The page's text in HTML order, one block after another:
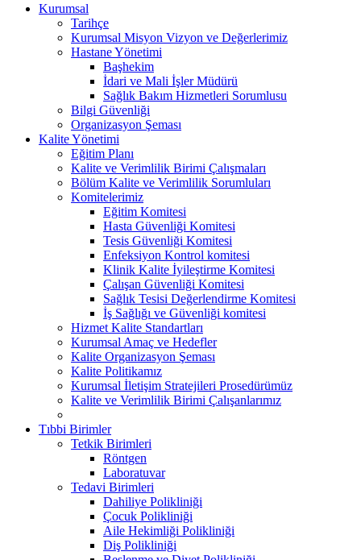
Kurumsal
Tarihçe
Kurumsal Misyon Vizyon ve Değerlerimiz
Hastane Yönetimi
Başhekim
İdari ve Mali İşler Müdürü
Sağlık Bakım Hizmetleri Sorumlusu
Bilgi Güvenliği
Organizasyon Şeması
Kalite Yönetimi
Eğitim Planı
Kalite ve Verimlilik Birimi Çalışmaları
Bölüm Kalite ve Verimlilik Sorumluları
Komitelerimiz
Eğitim Komitesi
Hasta Güvenliği Komitesi
Tesis Güvenliği Komitesi
Enfeksiyon Kontrol komitesi
Klinik Kalite İyileştirme Komitesi
Çalışan Güvenliği Komitesi
Sağlık Tesisi Değerlendirme Komitesi
İş Sağlığı ve Güvenliği komitesi
Hizmet Kalite Standartları
Kurumsal Amaç ve Hedefler
Kalite Organizasyon Şeması
Kalite Politikamız
Kurumsal İletişim Stratejileri Prosedürümüz
Kalite ve Verimlilik Birimi Çalışanlarımız
Tıbbi Birimler
Tetkik Birimleri
Röntgen
Laboratuvar
Tedavi Birimleri
Dahiliye Polikliniği
Çocuk Polikliniği
Aile Hekimliği Polikliniği
Diş Polikliniği